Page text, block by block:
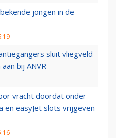
jongen in de
sluit vliegveld
bij ANVR
vracht doordat onder
en easyJet slots vrijgeven